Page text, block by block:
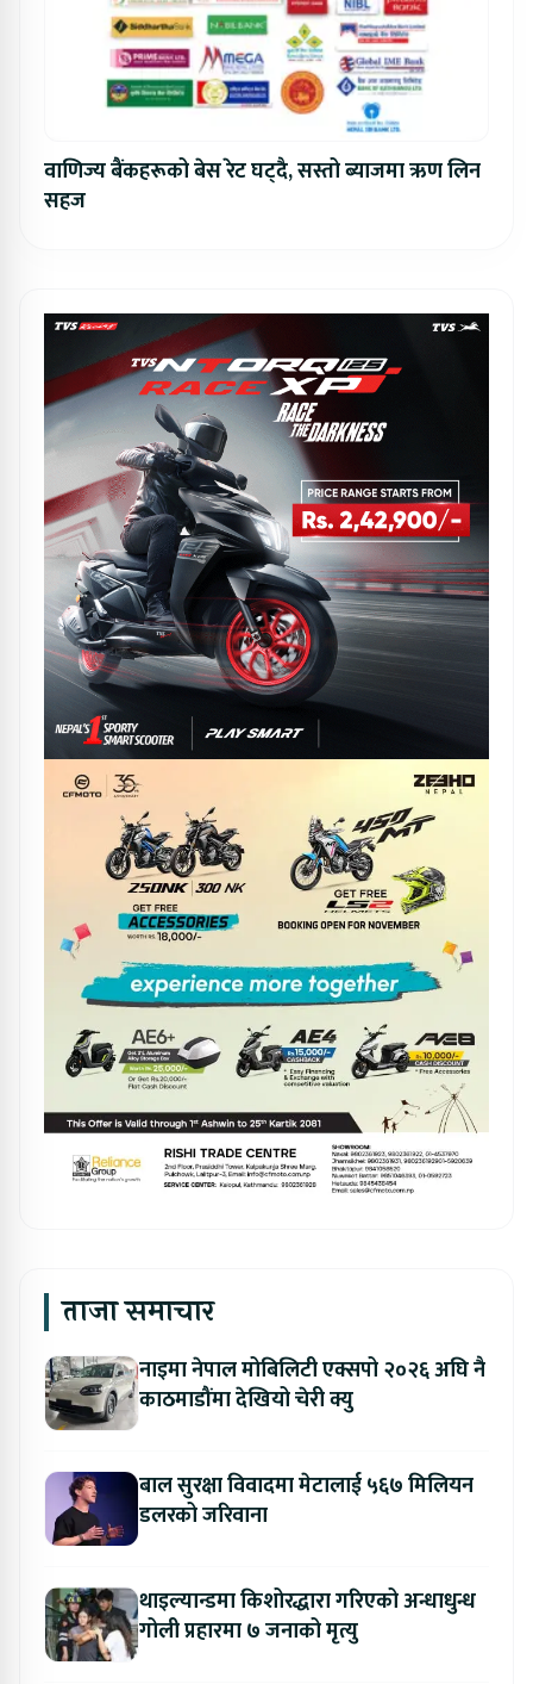
वाणिज्य बैंकहरूको बेस रेट घट्दै, सस्तो ब्याजमा ऋण लिन
सहज
ताजा समाचार
नाइमा नेपाल मोबिलिटी एक्सपो २०२६ अघि नै
काठमाडौंमा देखियो चेरी क्यु
बाल सुरक्षा विवादमा मेटालाई ५६७ मिलियन
डलरको जरिवाना
थाइल्यान्डमा किशोरद्धारा गरिएको अन्धाधुन्ध
गोली प्रहारमा ७ जनाको मृत्यु